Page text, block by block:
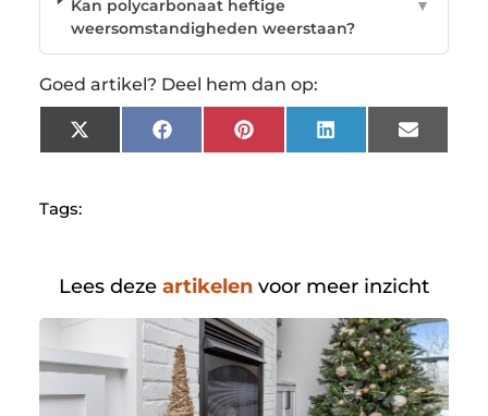
Kan polycarbonaat heftige
weersomstandigheden weerstaan?
▼
Goed artikel? Deel hem dan op:
X
(Twitter)
FacebookPinterest LinkedIn Email
Tags:
Lees deze artikelen voor meer inzicht